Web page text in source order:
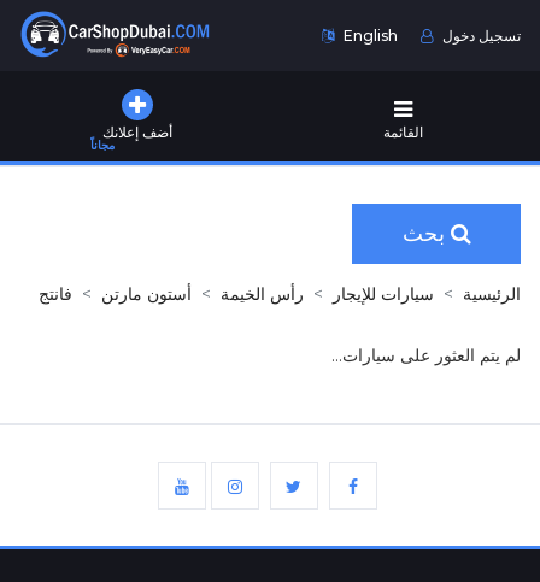
English تسجيل دخول
أضف إعلانك
مجاناً
القائمة
بحث
الرئيسية سيارات للإيجار رأس الخيمة أستون مارتن فانتج
لم يتم العثور على سيارات...